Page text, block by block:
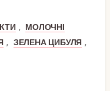
,
МОЛОЧНІ
, ЗЕЛЕНА ЦИБУЛЯ ,